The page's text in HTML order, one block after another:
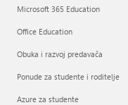
Microsoft 365 Education
Office Education
Obuka i razvoj predavača
Ponude za studente i roditelje
Azure za studente